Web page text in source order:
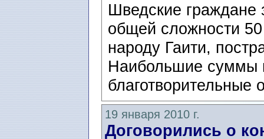
Шведские граждане
общей сложности
народу Гаити,
Наибольшие суммы
благотворительные
19 января 2010 г.
Договорились о